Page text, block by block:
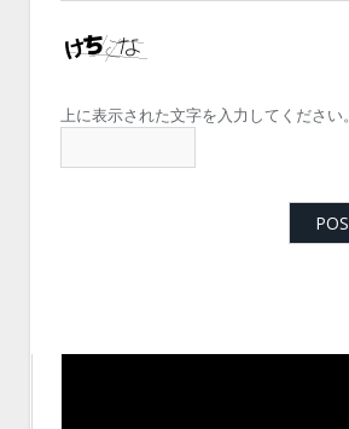
上に表示された文字を入力してください。